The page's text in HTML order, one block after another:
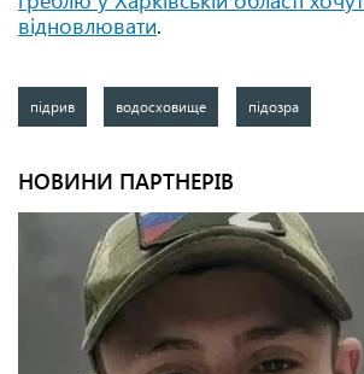
відновлювати.
підрив водосховище підозра